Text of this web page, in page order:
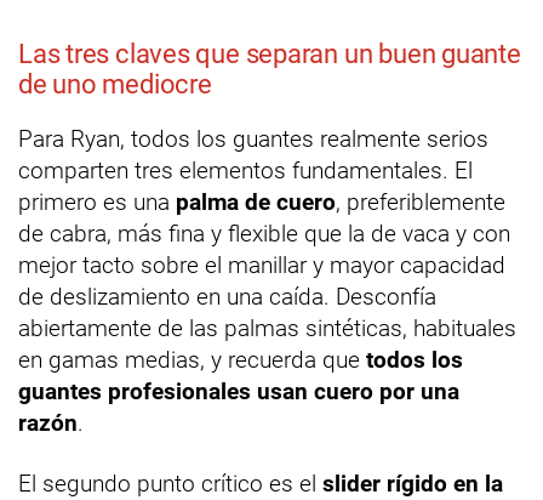
Las tres claves que separan un buen guante
de uno mediocre
Para Ryan, todos los guantes realmente serios
comparten tres elementos fundamentales. El
primero es una palma de cuero, preferiblemente
de cabra, más fina y flexible que la de vaca y con
mejor tacto sobre el manillar y mayor capacidad
de deslizamiento en una caída. Desconfía
abiertamente de las palmas sintéticas, habituales
en gamas medias, y recuerda que todos los
guantes profesionales usan cuero por una
razón.
El segundo punto crítico es el slider rígido en la